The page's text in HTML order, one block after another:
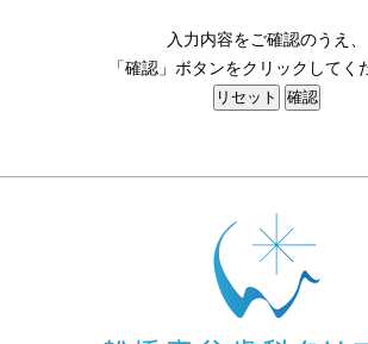
入力内容をご確認のうえ、
「確認」ボタンをクリックしてく